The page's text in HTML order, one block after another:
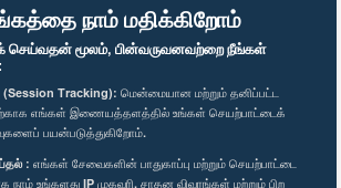
நாம் மதிக்கிறோம்
செய்வதன் மூலம், பின்வருவனவற்றை நீங்கள்
Tracking): மென்மையான மற்றும் தனிப்பட்ட
எங்கள் இணையத்தளத்தில் உங்கள் செயற்பாட்டைக்
பயன்படுத்துகிறோம்.
: எங்கள் சேவைகளின் பாதுகாப்பு மற்றும் செயற்பாட்டை
நாம் உங்களது IP முகவரி, சாதன விவரங்கள் மற்றும் பிற